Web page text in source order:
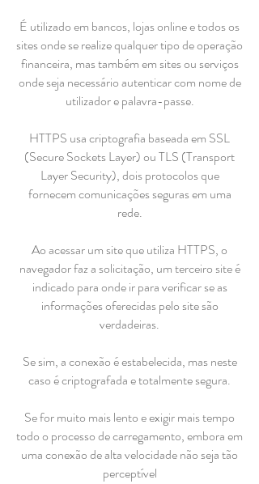
É utilizado em bancos, lojas online e todos os
sites onde se realize qualquer tipo de operação
financeira, mas também em sites ou serviços
onde seja necessário autenticar com nome de
utilizador e palavra-passe.
HTTPS usa criptografia baseada em SSL
(Secure Sockets Layer) ou TLS (Transport
Layer Security), dois protocolos que
fornecem comunicações seguras em uma
rede.
Ao acessar um site que utiliza HTTPS, o
navegador faz a solicitação, um terceiro site é
indicado para onde ir para verificar se as
informações oferecidas pelo site são
verdadeiras.
Se sim, a conexão é estabelecida, mas neste
caso é criptografada e totalmente segura.
Se for muito mais lento e exigir mais tempo
todo o processo de carregamento, embora em
uma conexão de alta velocidade não seja tão
perceptível